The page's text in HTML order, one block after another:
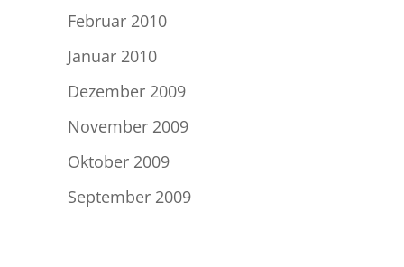
Februar 2010
Januar 2010
Dezember 2009
November 2009
Oktober 2009
September 2009